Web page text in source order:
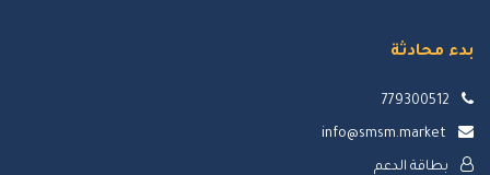
بدء محادثة
779300512
info@smsm.market
بطاقة الدعم